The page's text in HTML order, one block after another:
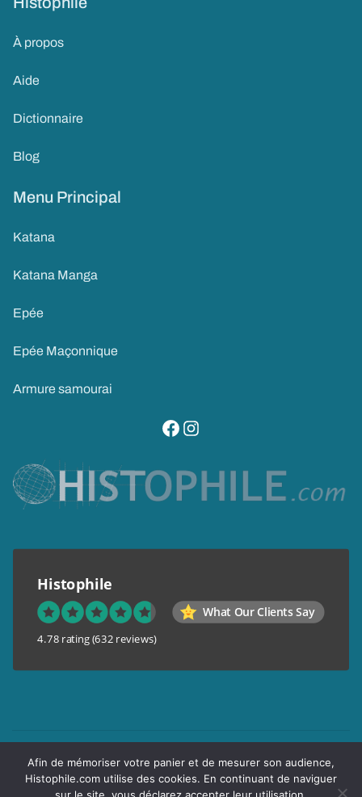
À propos
Aide
Dictionnaire
Blog
Menu Principal
Katana
Katana Manga
Epée
Epée Maçonnique
Armure samourai
visitez notre page facebook
suivez notre compte instagram
Histophile
What Our Clients Say
4.78 rating (632 reviews)
Conditions générales de vente
Garantie de confidentialité
Afin de mémoriser votre panier et de mesurer son audience,
Histophile.com utilise des cookies. En continuant de naviguer